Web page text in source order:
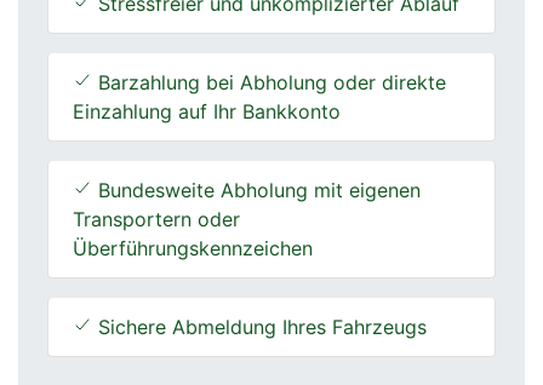
Barzahlung bei Abholung oder direkte
Einzahlung auf Ihr Bankkonto
Bundesweite Abholung mit eigenen
Transportern oder
Überführungskennzeichen
Sichere Abmeldung Ihres Fahrzeugs